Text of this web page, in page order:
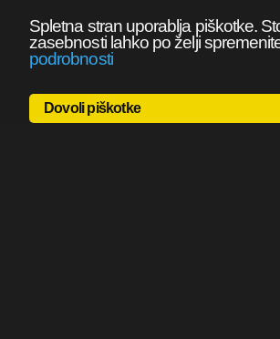
Spletna stran uporablja piškotke.
zasebnosti lahko po želji
podrobnosti
Dovoli piškotke